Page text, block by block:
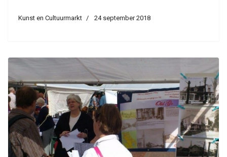
Kunst en Cultuurmarkt 24 september 2018